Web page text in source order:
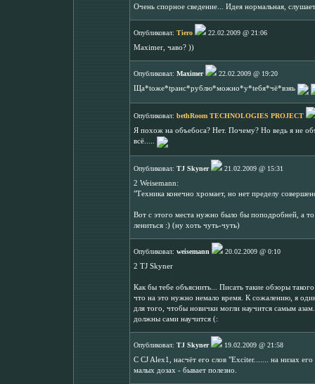
Очень спорное сведение... Идея нормальная,
Опубликовал: Tiero
22.02.2009 @ 21:06
Maximer, чаво? ))
Опубликовал: Maximer
22.02.2009 @ 19:20
Ща*tоже*tранс*рублю*можно*у*tебя*чё*взяь
Опубликовал: bethRoom TECHNOLOGIES PROJECT
Я похож на объебоса? Нет. Почему? Но ведь я не
всё.....
Опубликовал: TJ Skyner
21.02.2009 @ 15:31
2 Weisemann:
"Техника конечно хромает, но нет пределу
Вот с этого места нужно было бы поподробней, а то
лениться :) (ну хоть чуть-чуть)
Опубликовал: weisemann
20.02.2009 @ 0:10
2 TJ Skyner
Как бы тебе объяснить... Писать такие обзоры
что на это нужно немало время. К сожалению, я
для того, чтобы новички могли научится самым
должны сами научится (:
Опубликовал: TJ Skyner
19.02.2009 @ 21:58
C CJ Alex1, насчёт его слов "Exciter....... на низах
малых дозах - бывает полезно.